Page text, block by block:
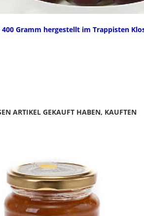
Gramm hergestellt im Trappisten
ARTIKEL GEKAUFT HABEN, KAUFTEN